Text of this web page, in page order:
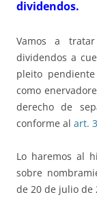
dividendos.
Vamos a
dividendos a
pleito
como
derecho de
conforme al art.
Lo haremos al
sobre
de 20 de julio de